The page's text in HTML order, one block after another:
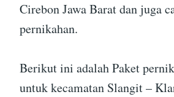
Cirebon Jawa Barat dan juga
pernikahan.
Berikut ini adalah Paket
untuk kecamatan Slangit –